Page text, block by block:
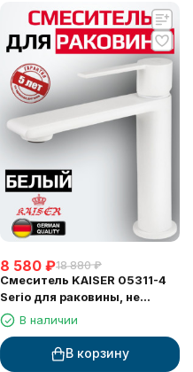
8 580 ₽18 880 ₽
Смеситель KAISER 05311-4
Serio для раковины, не
поворотный, белый матовый
В наличии
В корзину